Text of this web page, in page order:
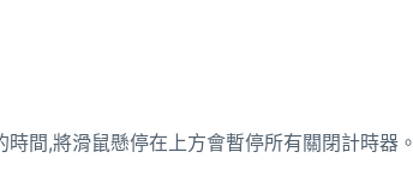
間,將滑鼠懸停在上方會暫停所有關閉計時器。